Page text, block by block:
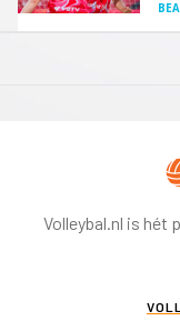
Volleybal.nl is hét